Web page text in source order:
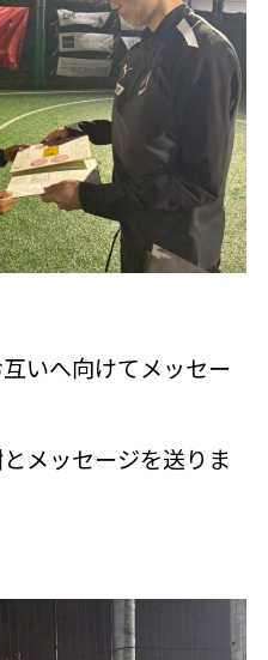
いへ向けてメッセー
メッセージを送りま